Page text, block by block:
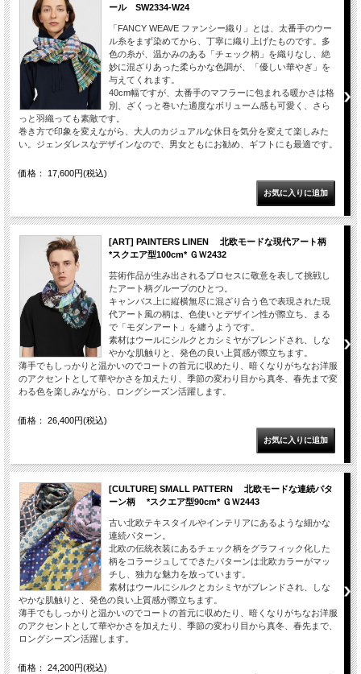
ール SW2334-W24
「FANCY WEAVE ファンシー織り」とは、太番手のウー
ル糸をまず染めてから、丁寧に織り上げたものです。多
色の糸が、温かみのある「チェック柄」を織りなし、絶
妙に混ざりあった柔らかな色調が、「優しい華やぎ」を
与えてくれます。
40cm幅ですが、太番手のマフラーに包まれる暖かさは格
別、ざくっと巻いた適度なボリューム感も可愛く、さら
っと羽織っても素敵です。
巻き方で印象を変えながら、大人のカジュアルな休日を気分を変えて楽しみた
い。ジェンダレスなデザインなので、男女ともにお勧め、ギフトにも最適です。
価格： 17,600円(税込)
[ART] PAINTERS LINEN 北欧モードな現代アート柄
*スクエア型100cm* ＧＷ2432
芸術作品が生み出されるプロセスに敬意を表して挑戦し
たアート柄グループのひとつ。
キャンバス上に縦横無尽に混ざり合う色で表現された現
代アート風の柄は、色使いとデザイン性が際立ち、まる
で「モダンアート」を纏うようです。
素材はウールにシルクとカシミヤがブレンドされ、しな
やかな肌触りと、発色の良い上質感が際立ちます。
薄手でもしっかりと温かいのでコートの首元に収めたり、暗くなりがちなお洋服
のアクセントとして華やかさを加えたり、季節の変わり目から真冬、春先まで変
わる色を楽しみながら、ロングシーズン活躍します。
価格： 26,400円(税込)
[CULTURE] SMALL PATTERN 北欧モードな連続パタ
ーン柄 *スクエア型90cm* ＧＷ2443
古い北欧テキスタイルやインテリアにあるような細かな
連続パターン。
北欧の伝統衣装にあるチェック柄をグラフィック化した
柄をコラージュしてできたパターンは北欧カラーがマッ
チし、独力な魅力を放っています。
素材はウールにシルクとカシミヤがブレンドされ、しな
やかな肌触りと、発色の良い上質感が際立ちます。
薄手でもしっかりと温かいのでコートの首元に収めたり、暗くなりがちなお洋服
のアクセントとして華やかさを加えたり、季節の変わり目から真冬、春先まで、
ロングシーズン活躍します。
価格： 24,200円(税込)